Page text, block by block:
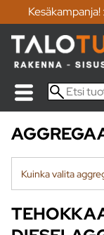
Kesäkampanja!
Kuinka valita